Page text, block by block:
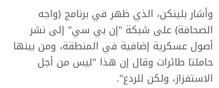
وأشار بلينكن، الذي ظهر في برنامج (واجه
الصحافة) على شبكة "إن بي سي" إلى نشر
أصول عسكرية إضافية في المنطقة، ومن بينها
حاملتا طائرات وقال إن هذا "ليس من أجل
الاستفزاز، ولكن للردع".